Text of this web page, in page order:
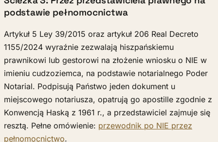
podstawie pełnomocnictwa
Artykuł 5 Ley 39/2015 oraz artykuł 206 Real Decreto
1155/2024 wyraźnie zezwalają hiszpańskiemu
prawnikowi lub gestorowi na złożenie wniosku o NIE w
imieniu cudzoziemca, na podstawie notarialnego Poder
Notarial. Podpisują Państwo jeden dokument u
miejscowego notariusza, opatrują go apostille zgodnie z
Konwencją Haską z 1961 r., a przedstawiciel zajmuje się
resztą. Pełne omówienie: przewodnik po NIE przez
pełnomocnictwo.